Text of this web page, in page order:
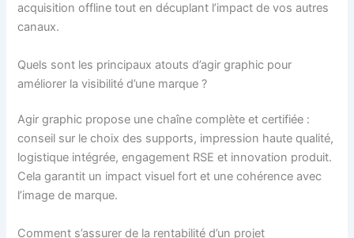
acquisition offline tout en décuplant l’impact de vos autres
canaux.
Quels sont les principaux atouts d’agir graphic pour
améliorer la visibilité d’une marque ?
Agir graphic propose une chaîne complète et certifiée :
conseil sur le choix des supports, impression haute qualité,
logistique intégrée, engagement RSE et innovation produit.
Cela garantit un impact visuel fort et une cohérence avec
l’image de marque.
Comment s’assurer de la rentabilité d’un projet